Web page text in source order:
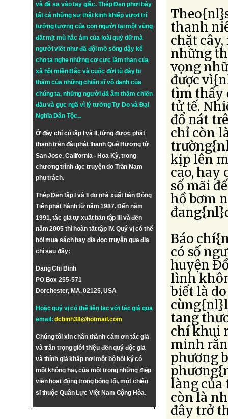
và đã sa vào tay giặc. Thép Đen phơi bày
tất cả những sự thật kinh khiếp vượt trí
tưởng tượng của con người tại một vùng
đất mịt mù hắc ám của loài quỷ dữ mà
người viết như đã đội mồ sống dậy kể
cho ta nghe những cơ cực lầm than của
xã hội miền Bắc và cuộc đời tù đày bi
thảm của những chiến sĩ vô danh của
chúng ta, những người đã âm thầm chiến
đấu và gục ngã vì lý tưởngTự DovàĐại
Nghĩa Dân Tộc...
Ở đây chỉ có tập I và II, từng được phát
thanh trên đài phát thanh Quê Hương từ
San Jose, California - Hoa Kỳ, trong
chương trình đọc truyện do Trần Nam
phụ trách.
Thép Đen tập I và II do nhà xuất bản Đông
Tiến phát hành từ năm 1987. Đến năm
1991, tác giả tự xuất bản tập III và đến
năm 2005 thì hoàn tất tập IV. Quý vị có thể
hỏi mua sách hay dĩa đọc truyện qua địa
chỉ sau đây:
Dang Chi Binh
PO Box 255-571
Dorchester, MA. 02125, USA
Hoặc quý vị có thể liên lạc với tác giả qua
email:dcbinh38@hotmail.com
Chúng tôi xin chân thành cám ơn tác giả
và trân trọng giới thiệu đến quý độc giả
và thính giả khắp nơi một bộ hồi ký có
một không hai, của một trong những điệp
viên hoạt động trong bóng tối, một chiến
sĩ thuộc Quân Lực Việt Nam Cộng Hòa.
thanh
chặt
những
vọng
được
tìm thấy
tử tế.
đổ nát
chỉ còn
kịp lên
cao, hay
số mãi
hồ bơm
Báo
có số
huyện
lình
biết là
tang
chí khui
minh
phương
làng của
còn là
đây trở